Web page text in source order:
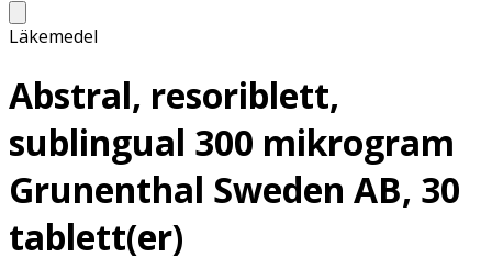
Läkemedel
Abstral, resoriblett,
sublingual 300 mikrogram
Grunenthal Sweden AB, 30
tablett(er)